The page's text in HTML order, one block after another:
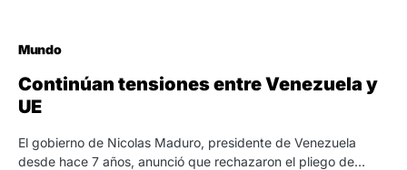
Mundo
Continúan tensiones entre Venezuela y
UE
El gobierno de Nicolas Maduro, presidente de Venezuela
desde hace 7 años, anunció que rechazaron el pliego de…